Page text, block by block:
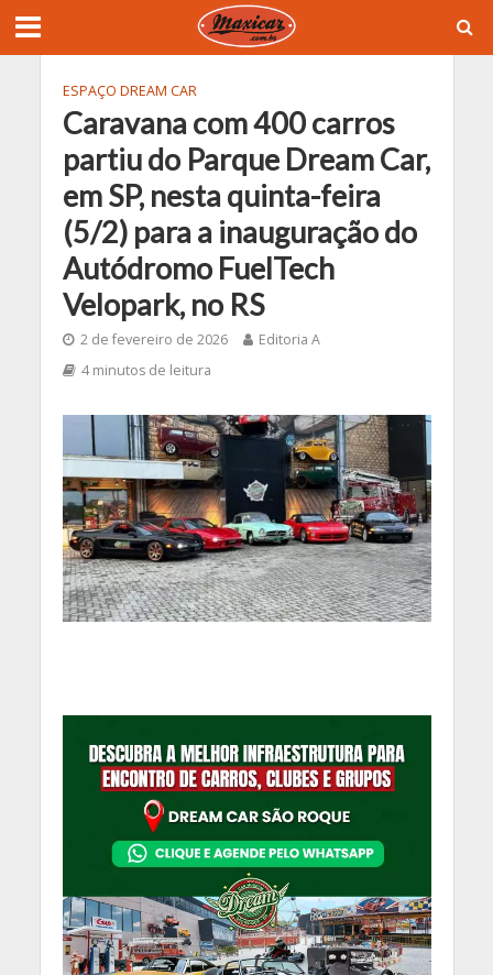
ESPAÇO DREAM CAR
Caravana com 400 carros
partiu do Parque Dream Car,
em SP, nesta quinta-feira
(5/2) para a inauguração do
Autódromo FuelTech
Velopark, no RS
2 de fevereiro de 2026
Editoria A
4 minutos de leitura